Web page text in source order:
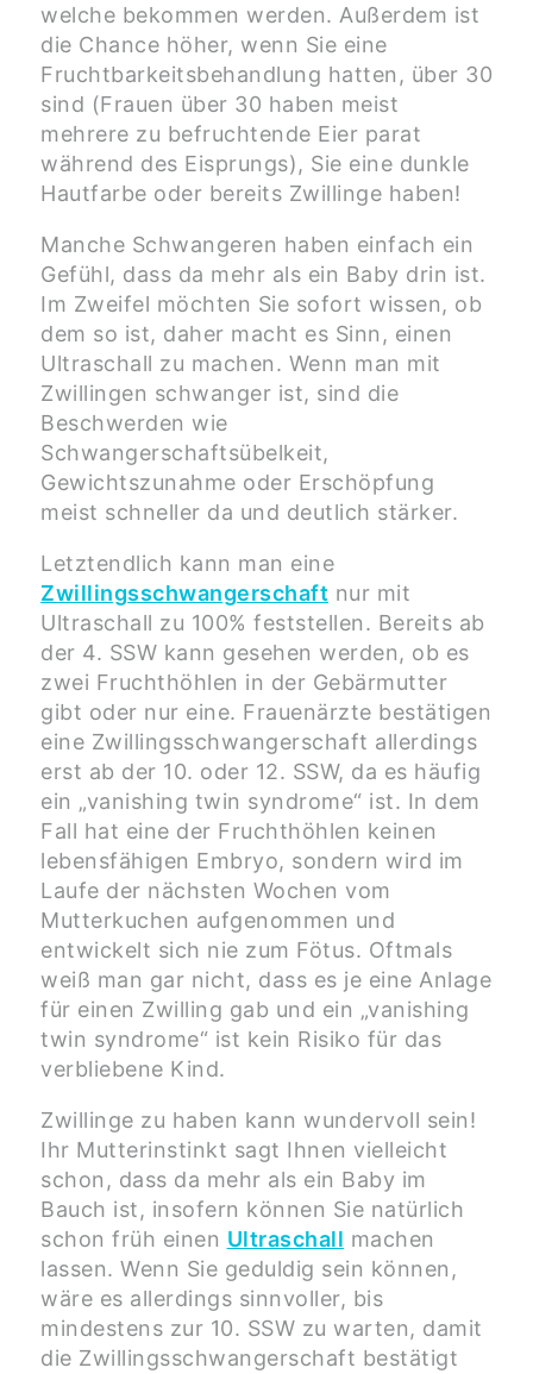
welche bekommen werden. Außerdem ist
die Chance höher, wenn Sie eine
Fruchtbarkeitsbehandlung hatten, über 30
sind (Frauen über 30 haben meist
mehrere zu befruchtende Eier parat
während des Eisprungs), Sie eine dunkle
Hautfarbe oder bereits Zwillinge haben!
Manche Schwangeren haben einfach ein
Gefühl, dass da mehr als ein Baby drin ist.
Im Zweifel möchten Sie sofort wissen, ob
dem so ist, daher macht es Sinn, einen
Ultraschall zu machen. Wenn man mit
Zwillingen schwanger ist, sind die
Beschwerden wie
Schwangerschaftsübelkeit,
Gewichtszunahme oder Erschöpfung
meist schneller da und deutlich stärker.
Letztendlich kann man eine
Zwillingsschwangerschaft nur mit
Ultraschall zu 100% feststellen. Bereits ab
der 4. SSW kann gesehen werden, ob es
zwei Fruchthöhlen in der Gebärmutter
gibt oder nur eine. Frauenärzte bestätigen
eine Zwillingsschwangerschaft allerdings
erst ab der 10. oder 12. SSW, da es häufig
ein „vanishing twin syndrome“ ist. In dem
Fall hat eine der Fruchthöhlen keinen
lebensfähigen Embryo, sondern wird im
Laufe der nächsten Wochen vom
Mutterkuchen aufgenommen und
entwickelt sich nie zum Fötus. Oftmals
weiß man gar nicht, dass es je eine Anlage
für einen Zwilling gab und ein „vanishing
twin syndrome“ ist kein Risiko für das
verbliebene Kind.
Zwillinge zu haben kann wundervoll sein!
Ihr Mutterinstinkt sagt Ihnen vielleicht
schon, dass da mehr als ein Baby im
Bauch ist, insofern können Sie natürlich
schon früh einen Ultraschall machen
lassen. Wenn Sie geduldig sein können,
wäre es allerdings sinnvoller, bis
mindestens zur 10. SSW zu warten, damit
die Zwillingsschwangerschaft bestätigt